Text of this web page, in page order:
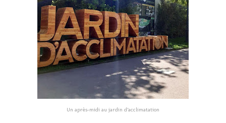
Un après-midi au jardin d’acclimatation